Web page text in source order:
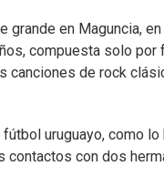
en Maguncia,
compuesta solo
canciones de rock
uruguayo, como
contactos con dos